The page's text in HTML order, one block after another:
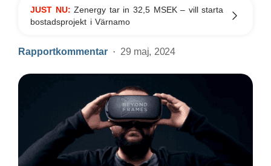
JUST NU:Zenergy tar in 32,5 MSEK – vill starta
bostadsprojekt i Värnamo
Rapportkommentar 29 maj, 2024